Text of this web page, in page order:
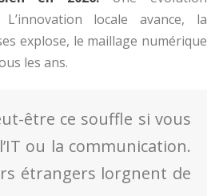
locale avance, la
explose, le maillage numérique
les ans.
être ce souffle si vous
ou la communication.
étrangers lorgnent de